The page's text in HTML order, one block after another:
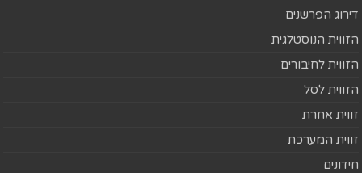
דירוג הפרשנים
הזווית הנוסטלגית
הזווית לחיבורים
הזווית לסל
זווית אחרת
זווית המערכת
חידונים